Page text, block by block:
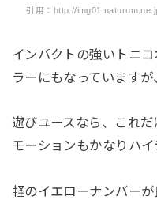
引用：http://
インパクトの強いトニ
ラーにもなっていますが
遊びユースなら、これ
モーションもかなりハ
軽のイエローナンバー